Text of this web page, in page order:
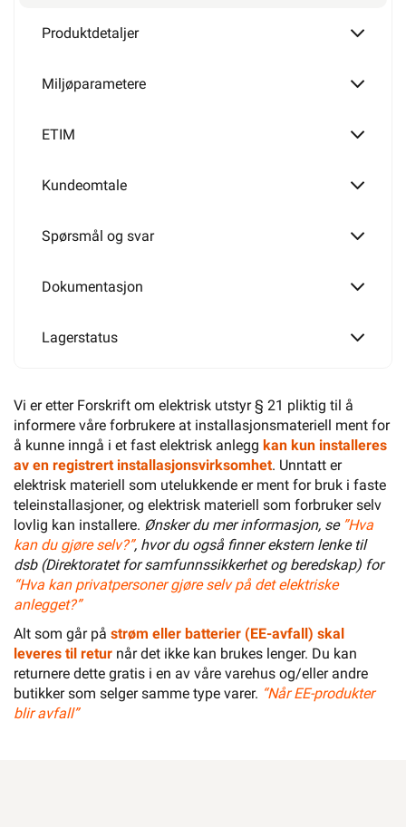
Produktdetaljer
Miljøparametere
ETIM
Kundeomtale
Spørsmål og svar
Dokumentasjon
Lagerstatus
Vi er etter Forskrift om elektrisk utstyr § 21 pliktig til å
informere våre forbrukere at installasjonsmateriell ment for
å kunne inngå i et fast elektrisk anlegg kan kun installeres
av en registrert installasjonsvirksomhet. Unntatt er
elektrisk materiell som utelukkende er ment for bruk i faste
teleinstallasjoner, og elektrisk materiell som forbruker selv
lovlig kan installere. Ønsker du mer informasjon, se ”Hva
kan du gjøre selv?”, hvor du også finner ekstern lenke til
dsb (Direktoratet for samfunnssikkerhet og beredskap) for
“Hva kan privatpersoner gjøre selv på det elektriske
anlegget?”
Alt som går på strøm eller batterier (EE-avfall) skal
leveres til retur når det ikke kan brukes lenger. Du kan
returnere dette gratis i en av våre varehus og/eller andre
butikker som selger samme type varer. “Når EE-produkter
blir avfall”